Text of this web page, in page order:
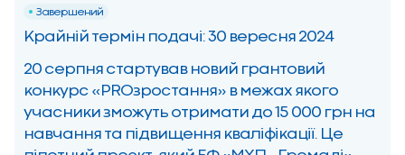
Завершений
Крайній термін подачі: 30 вересня 2024
20 серпня стартував новий грантовий
конкурс «PROзростання» в межах якого
учасники зможуть отримати до 15 000 грн на
навчання та підвищення кваліфікації. Це